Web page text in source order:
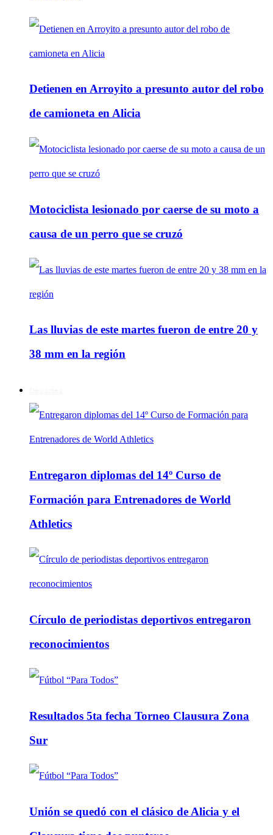
Detienen en Arroyito a presunto autor del robo
de camioneta en Alicia
Motociclista lesionado por caerse de su moto a
causa de un perro que se cruzó
Las lluvias de este martes fueron de entre 20 y
38 mm en la región
Entregaron diplomas del 14º Curso de
Formación para Entrenadores de World
Athletics
Círculo de periodistas deportivos entregaron
reconocimientos
Resultados 5ta fecha Torneo Clausura Zona
Sur
Unión se quedó con el clásico de Alicia y el